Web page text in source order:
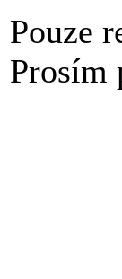
Pouze
Prosím